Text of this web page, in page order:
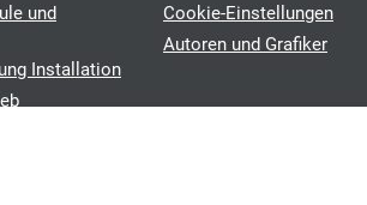
und
Installation
Cookie-Einstellungen
Autoren und Grafiker